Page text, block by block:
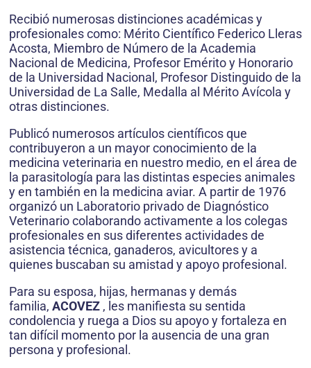
Recibió numerosas distinciones académicas y
profesionales como: Mérito Científico Federico Lleras
Acosta, Miembro de Número de la Academia
Nacional de Medicina, Profesor Emérito y Honorario
de la Universidad Nacional, Profesor Distinguido de la
Universidad de La Salle, Medalla al Mérito Avícola y
otras distinciones.
Publicó numerosos artículos científicos que
contribuyeron a un mayor conocimiento de la
medicina veterinaria en nuestro medio, en el área de
la parasitología para las distintas especies animales
y en también en la medicina aviar. A partir de 1976
organizó un Laboratorio privado de Diagnóstico
Veterinario colaborando activamente a los colegas
profesionales en sus diferentes actividades de
asistencia técnica, ganaderos, avicultores y a
quienes buscaban su amistad y apoyo profesional.
Para su esposa, hijas, hermanas y demás
familia, ACOVEZ , les manifiesta su sentida
condolencia y ruega a Dios su apoyo y fortaleza en
tan difícil momento por la ausencia de una gran
persona y profesional.